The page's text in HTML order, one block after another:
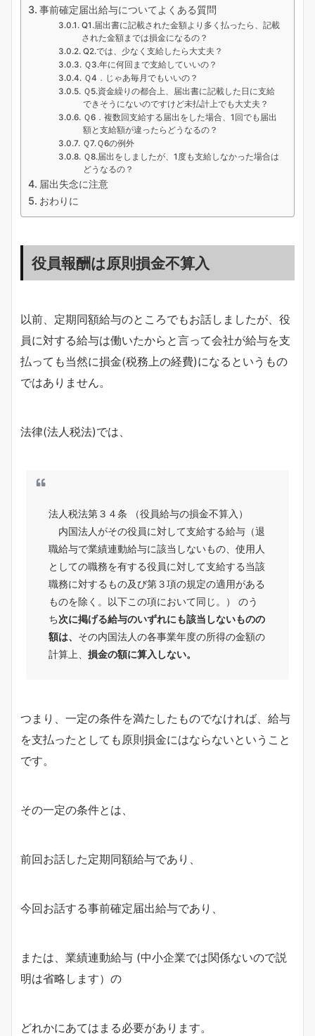
事前確定届出給与についてよくある質問
Q1.届出書に記載された金額より多く払ったら、記載
された金額までは損金になるの？
Q2.では、少なく支給したら大丈夫？
Ｑ3.年に何回まで支給していいの？
Ｑ4．じゃあ毎月でもいいの？
Ｑ5.資金繰りの都合上、届出書に記載した日に支給
できそうにないのですけど未払計上でも大丈夫？
Ｑ6．複数回支給する届出をした場合、1回でも届出
額と支給額が違ったらどうなるの？
Ｑ7.Ｑ6の例外
Ｑ8.届出をしましたが、1度も支給しなかった場合は
どうなるの？
届出失念に注意
おわりに
役員報酬は原則損金不算入
以前、定期同額給与のところでもお話しましたが、役
員に対する給与は働いたからと言って会社が給与を支
払っても当然に損金(税務上の経費)になるというもの
ではありません。
法律(法人税法)では、
法人税法第３４条 （役員給与の損金不算入）
内国法人がその役員に対して支給する給与（退
職給与で業績連動給与に該当しないもの、使用人
としての職務を有する役員に対して支給する当該
職務に対するもの及び第３項の規定の適用がある
ものを除く。以下この項において同じ。） のう
ち次に掲げる給与のいずれにも該当しないものの
額は、 その内国法人の各事業年度の所得の金額の
計算上、 損金の額に算入しない。
つまり、一定の条件を満たしたものでなければ、給与
を支払ったとしても原則損金にはならないということ
です。
その一定の条件とは、
前回お話した定期同額給与であり、
今回お話する事前確定届出給与であり、
または、業績連動給与 (中小企業では関係ないので説
明は省略します）の
どれかにあてはまる必要があります。